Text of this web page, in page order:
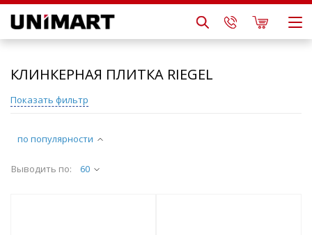
КЛИНКЕРНАЯ ПЛИТКА RIEGEL
по популярности
Выводить по: 60
Показать фильтр